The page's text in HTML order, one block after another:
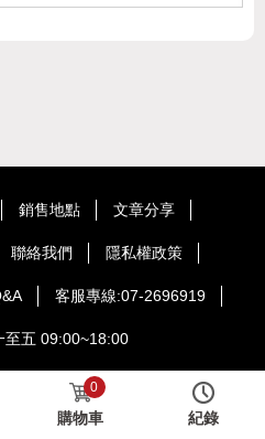
銷售地點 文章分享
聯絡我們 隱私權政策
客服專線:07-2696919
至五 09:00~18:00
Co.,Ltd. Taiwan All Rights
購物車
0
紀錄